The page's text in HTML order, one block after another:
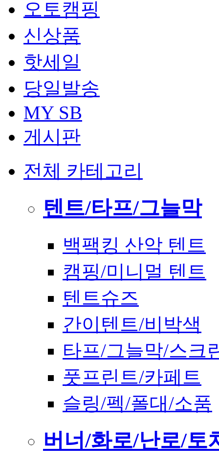
오토캠핑
신상품
핫세일
당일발송
MY SB
게시판
전체 카테고리
텐트/타프/그늘막
백팩킹 산악 텐트
캠핑/미니멀 텐트
텐트슈즈
간이텐트/비박색
타프/그늘막/스크
풋프린트/카페트
슬링/펙/폴대/소품
버너/화로/난로/토